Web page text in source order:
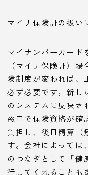
マイナ保険証の扱い
マイナンバーカード
（マイナ保険証）
険制度が変われば、
必ず必要です。新し
のシステムに反映さ
窓口で保険資格が確
負担し、後日精算（
す。会社によっては
のつなぎとして「健
行してくれることも